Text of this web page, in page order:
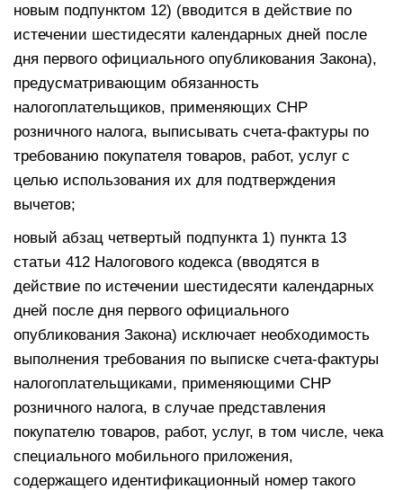
новым подпунктом 12) (вводится в действие по
истечении шестидесяти календарных дней после
дня первого официального опубликования Закона),
предусматривающим обязанность
налогоплательщиков, применяющих СНР
розничного налога, выписывать счета-фактуры по
требованию покупателя товаров, работ, услуг с
целью использования их для подтверждения
вычетов;
новый абзац четвертый подпункта 1) пункта 13
статьи 412 Налогового кодекса (вводятся в
действие по истечении шестидесяти календарных
дней после дня первого официального
опубликования Закона) исключает необходимость
выполнения требования по выписке счета-фактуры
налогоплательщиками, применяющими СНР
розничного налога, в случае представления
покупателю товаров, работ, услуг, в том числе, чека
специального мобильного приложения,
содержащего идентификационный номер такого